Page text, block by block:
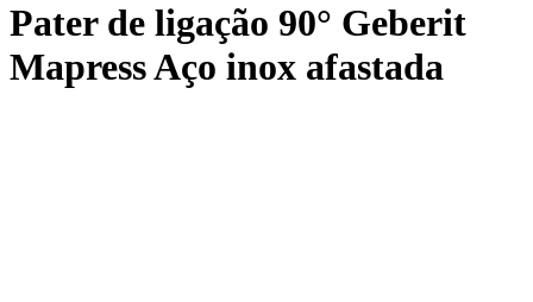
Pater de ligação 90° Geberit
Mapress Aço inox afastada